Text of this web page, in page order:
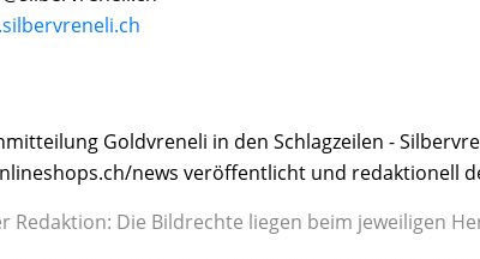
Goldvreneli in den Schlagzeilen -
news veröffentlicht und redaktionell
Redaktion: Die Bildrechte liegen beim jeweiligen